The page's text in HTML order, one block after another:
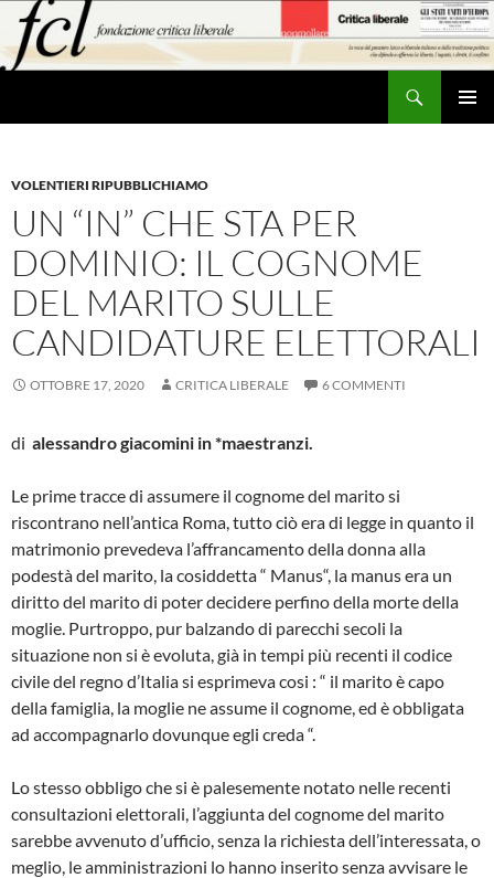
contenuto
VOLENTIERI RIPUBBLICHIAMO
UN “IN” CHE STA PER
DOMINIO: IL COGNOME
DEL MARITO SULLE
CANDIDATURE ELETTORALI
OTTOBRE 17, 2020 CRITICA LIBERALE 6 COMMENTI
di alessandro giacomini in *maestranzi.
Le prime tracce di assumere il cognome del marito si
riscontrano nell’antica Roma, tutto ciò era di legge in quanto il
matrimonio prevedeva l’affrancamento della donna alla
podestà del marito, la cosiddetta “ Manus“, la manus era un
diritto del marito di poter decidere perfino della morte della
moglie. Purtroppo, pur balzando di parecchi secoli la
situazione non si è evoluta, già in tempi più recenti il codice
civile del regno d’Italia si esprimeva cosi : “ il marito è capo
della famiglia, la moglie ne assume il cognome, ed è obbligata
ad accompagnarlo dovunque egli creda “.
Lo stesso obbligo che si è palesemente notato nelle recenti
consultazioni elettorali, l’aggiunta del cognome del marito
sarebbe avvenuto d’ufficio, senza la richiesta dell’interessata, o
meglio, le amministrazioni lo hanno inserito senza avvisare le